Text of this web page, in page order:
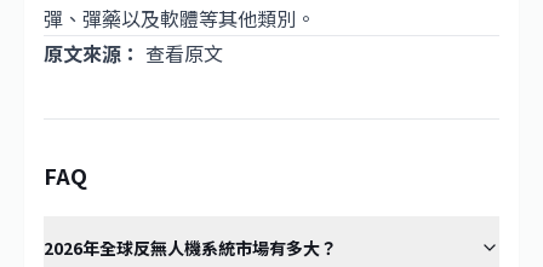
彈、彈藥以及軟體等其他類別。
原文來源： 查看原文
FAQ
2026年全球反無人機系統市場有多大？